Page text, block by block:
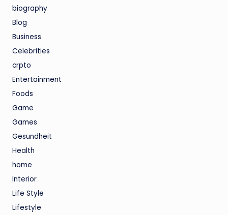
biography
Blog
Business
Celebrities
crpto
Entertainment
Foods
Game
Games
Gesundheit
Health
home
Interior
Life Style
Lifestyle